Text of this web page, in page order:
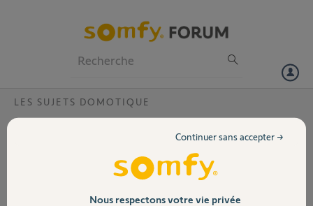
Volet
LES SUJETS DOMOTIQUE
Nouveau détecteur de mouvement
Je ne réussi pas à associer nouveau détecteur de mouvement et la
Tahoma Premium que ce soit par l'identification automatique des
Nous respectons votre vie privée
Continuer sans accepter →